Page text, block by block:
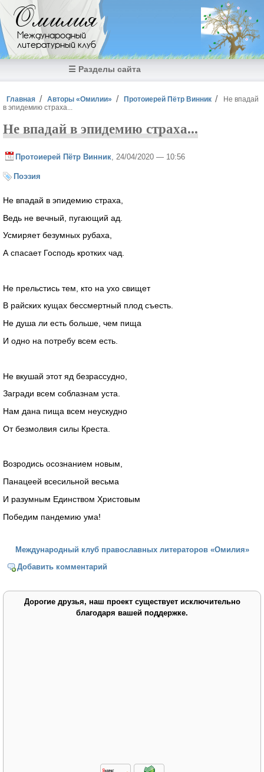
Перейти к основному содержанию
Омилия
Международный
литературный клуб
☰ Разделы сайта
Вы здесь
Главная Авторы «Омилии» Протоиерей Пётр Винник
Не впадай
в эпидемию страха...
Не впадай в эпидемию страха...
Протоиерей Пётр Винник , 24/04/2020 — 10:56
Поэзия
Не впадай в эпидемию страха,
Ведь не вечный, пугающий ад.
Усмиряет безумных рубаха,
А спасает Господь кротких чад.
Не прельстись тем, кто на ухо свищет
В райских кущах бессмертный плод съесть.
Не душа ли есть больше, чем пища
И одно на потребу всем есть.
Не вкушай этот яд безрассудно,
Загради всем соблазнам уста.
Нам дана пища всем неускудно
От безмолвия силы Креста.
Возродись осознанием новым,
Панацеей всесильной весьма
И разумным Единством Христовым
Победим пандемию ума!
Международный клуб православных литераторов «Омилия»
Добавить комментарий
Дорогие друзья, наш проект существует исключительно
благодаря вашей поддержке.